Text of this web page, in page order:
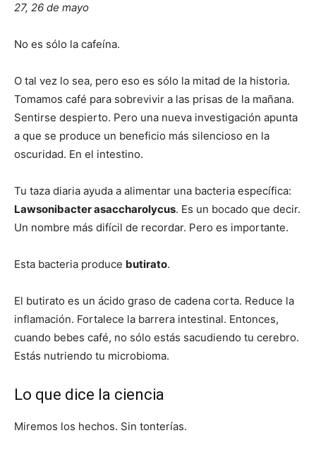
27, 26 de mayo
No es sólo la cafeína.
O tal vez lo sea, pero eso es sólo la mitad de la historia.
Tomamos café para sobrevivir a las prisas de la mañana.
Sentirse despierto. Pero una nueva investigación apunta
a que se produce un beneficio más silencioso en la
oscuridad. En el intestino.
Tu taza diaria ayuda a alimentar una bacteria específica:
Lawsonibacter asaccharolycus. Es un bocado que decir.
Un nombre más difícil de recordar. Pero es importante.
Esta bacteria produce butirato.
El butirato es un ácido graso de cadena corta. Reduce la
inflamación. Fortalece la barrera intestinal. Entonces,
cuando bebes café, no sólo estás sacudiendo tu cerebro.
Estás nutriendo tu microbioma.
Lo que dice la ciencia
Miremos los hechos. Sin tonterías.